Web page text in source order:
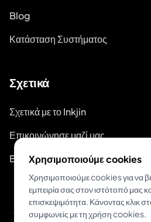
Blog
Κατάσταση Συστήματος
Σχετικά
Σχετικά με το Inkjin
Επικοινώνησε μαζί μας
Branding Kit
Χρησιμοποιούμε cookies
Χρησιμοποιούμε cookies για να
εμπειρία σας στον ιστότοπό μας
επισκεψιμότητα. Κάνοντας κλικ
συμφωνείς με τη χρήση cookies.